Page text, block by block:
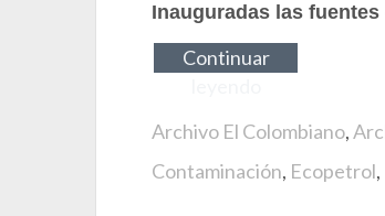
Inauguradas las
Continuar
Archivo El Colombiano,
Contaminación, Ecopetrol,